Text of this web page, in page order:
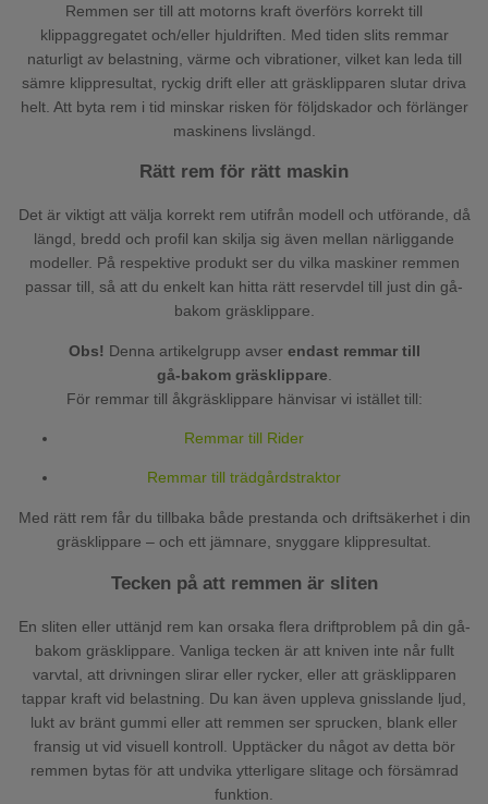
Remmen ser till att motorns kraft överförs korrekt till
klippaggregatet och/eller hjuldriften. Med tiden slits remmar
naturligt av belastning, värme och vibrationer, vilket kan leda till
sämre klippresultat, ryckig drift eller att gräsklipparen slutar driva
helt. Att byta rem i tid minskar risken för följdskador och förlänger
maskinens livslängd.
Rätt rem för rätt maskin
Det är viktigt att välja korrekt rem utifrån modell och utförande, då
längd, bredd och profil kan skilja sig även mellan närliggande
modeller. På respektive produkt ser du vilka maskiner remmen
passar till, så att du enkelt kan hitta rätt reservdel till just din gå-
bakom gräsklippare.
Obs! Denna artikelgrupp avser endast remmar till
gå-bakom gräsklippare
För remmar till åkgräsklippare hänvisar vi istället till:
Remmar till Rider
Remmar till trädgårdstraktor
Med rätt rem får du tillbaka både prestanda och driftsäkerhet i din
gräsklippare – och ett jämnare, snyggare klippresultat.
Tecken på att remmen är sliten
En sliten eller uttänjd rem kan orsaka flera driftproblem på din gå-
bakom gräsklippare. Vanliga tecken är att kniven inte når fullt
varvtal, att drivningen slirar eller rycker, eller att gräsklipparen
tappar kraft vid belastning. Du kan även uppleva gnisslande ljud,
lukt av bränt gummi eller att remmen ser sprucken, blank eller
fransig ut vid visuell kontroll. Upptäcker du något av detta bör
remmen bytas för att undvika ytterligare slitage och försämrad
funktion.